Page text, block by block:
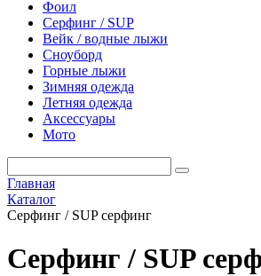
Фоил
Серфинг / SUP
Вейк / водные лыжи
Сноуборд
Горные лыжи
Зимняя одежда
Летняя одежда
Аксессуары
Мото
Главная
Каталог
Серфинг / SUP серфинг
Серфинг / SUP